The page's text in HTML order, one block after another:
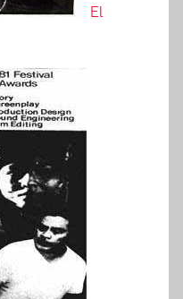
El